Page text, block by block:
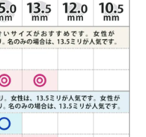
用の印鑑ケースに保管するよ
ちないことがあります。程よ
あまり気にしすぎず無理に汚
使うことで色合いに味がでる
勢桧は、木材系の印材になり
拭いたり、水洗いは絶対にお
因にもなります。